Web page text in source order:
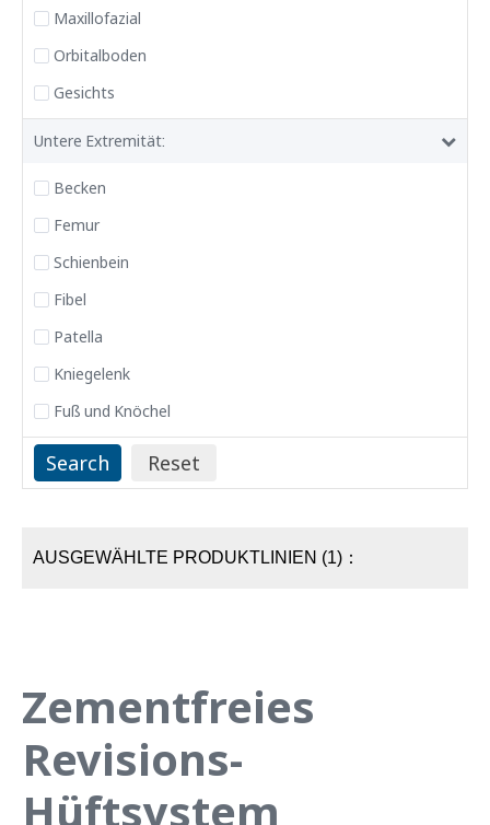
Maxillofazial
Orbitalboden
Gesichts
Untere Extremität:
Becken
Femur
Schienbein
Fibel
Patella
Kniegelenk
Fuß und Knöchel
AUSGEWÄHLTE PRODUKTLINIEN (1)：
Zementfreies
Revisions-
Hüftsystem